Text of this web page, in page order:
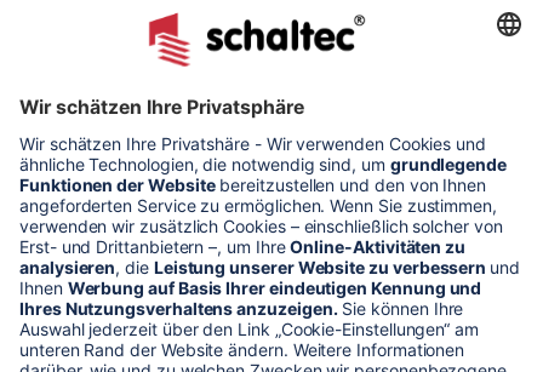
Kundenmeinungen
* Alle Preise verstehen sich zzgl. Mehrwertsteuer und Versandkosten